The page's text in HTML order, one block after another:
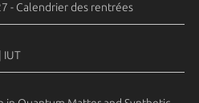
- Calendrier des rentrées
IUT